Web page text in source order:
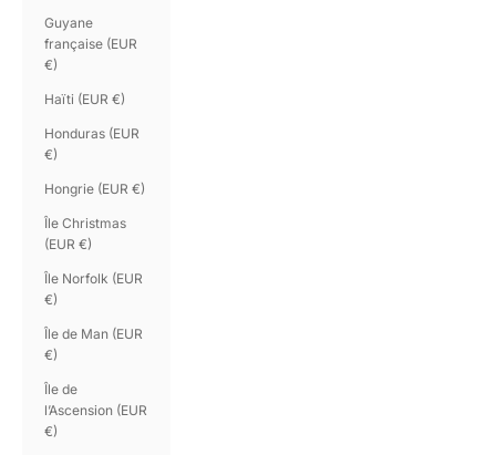
Guyane
française (EUR
€)
Haïti (EUR €)
Honduras (EUR
€)
Hongrie (EUR €)
Île Christmas
(EUR €)
Île Norfolk (EUR
€)
Île de Man (EUR
€)
Île de
l’Ascension (EUR
€)